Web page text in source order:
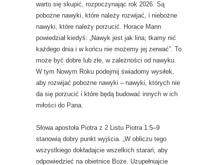
warto się skupić, rozpoczynając rok 2026. Są
pobożne nawyki, które należy rozwijać, i niebożne
nawyki, które należy porzucić. Horace Mann
powiedział kiedyś: „Nawyk jest jak lina; tkamy nić
każdego dnia i w końcu nie możemy jej zerwać”. To
może być dobre lub złe, w zależności od nawyku.
W tym Nowym Roku podejmij świadomy wysiłek,
aby rozwijać pobożne nawyki – nawyki, których nie
da się porzucić i które będą budować innych w ich
miłości do Pana.
Słowa apostoła Piotra z 2 Listu Piotra 1:5–9
stanowią dobry punkt wyjścia. „W obliczu tego
wszystkiego dokładajcie wszelkich starań, aby
odpowiedzieć na obietnice Boże. Uzupełniajcie